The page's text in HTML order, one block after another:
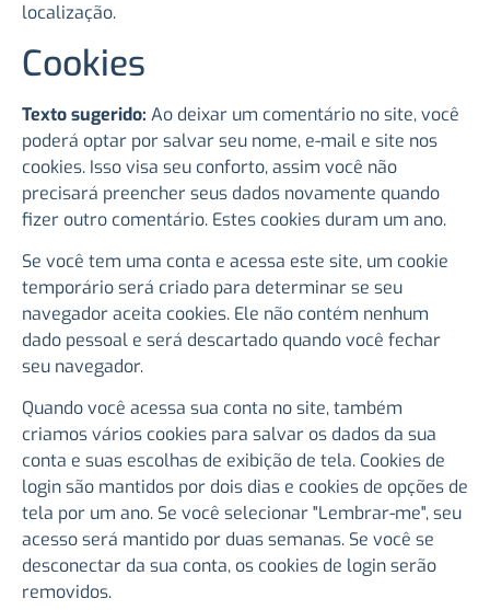
localização.
Cookies
Texto sugerido: Ao deixar um comentário no site, você
poderá optar por salvar seu nome, e-mail e site nos
cookies. Isso visa seu conforto, assim você não
precisará preencher seus dados novamente quando
fizer outro comentário. Estes cookies duram um ano.
Se você tem uma conta e acessa este site, um cookie
temporário será criado para determinar se seu
navegador aceita cookies. Ele não contém nenhum
dado pessoal e será descartado quando você fechar
seu navegador.
Quando você acessa sua conta no site, também
criamos vários cookies para salvar os dados da sua
conta e suas escolhas de exibição de tela. Cookies de
login são mantidos por dois dias e cookies de opções de
tela por um ano. Se você selecionar "Lembrar-me", seu
acesso será mantido por duas semanas. Se você se
desconectar da sua conta, os cookies de login serão
removidos.